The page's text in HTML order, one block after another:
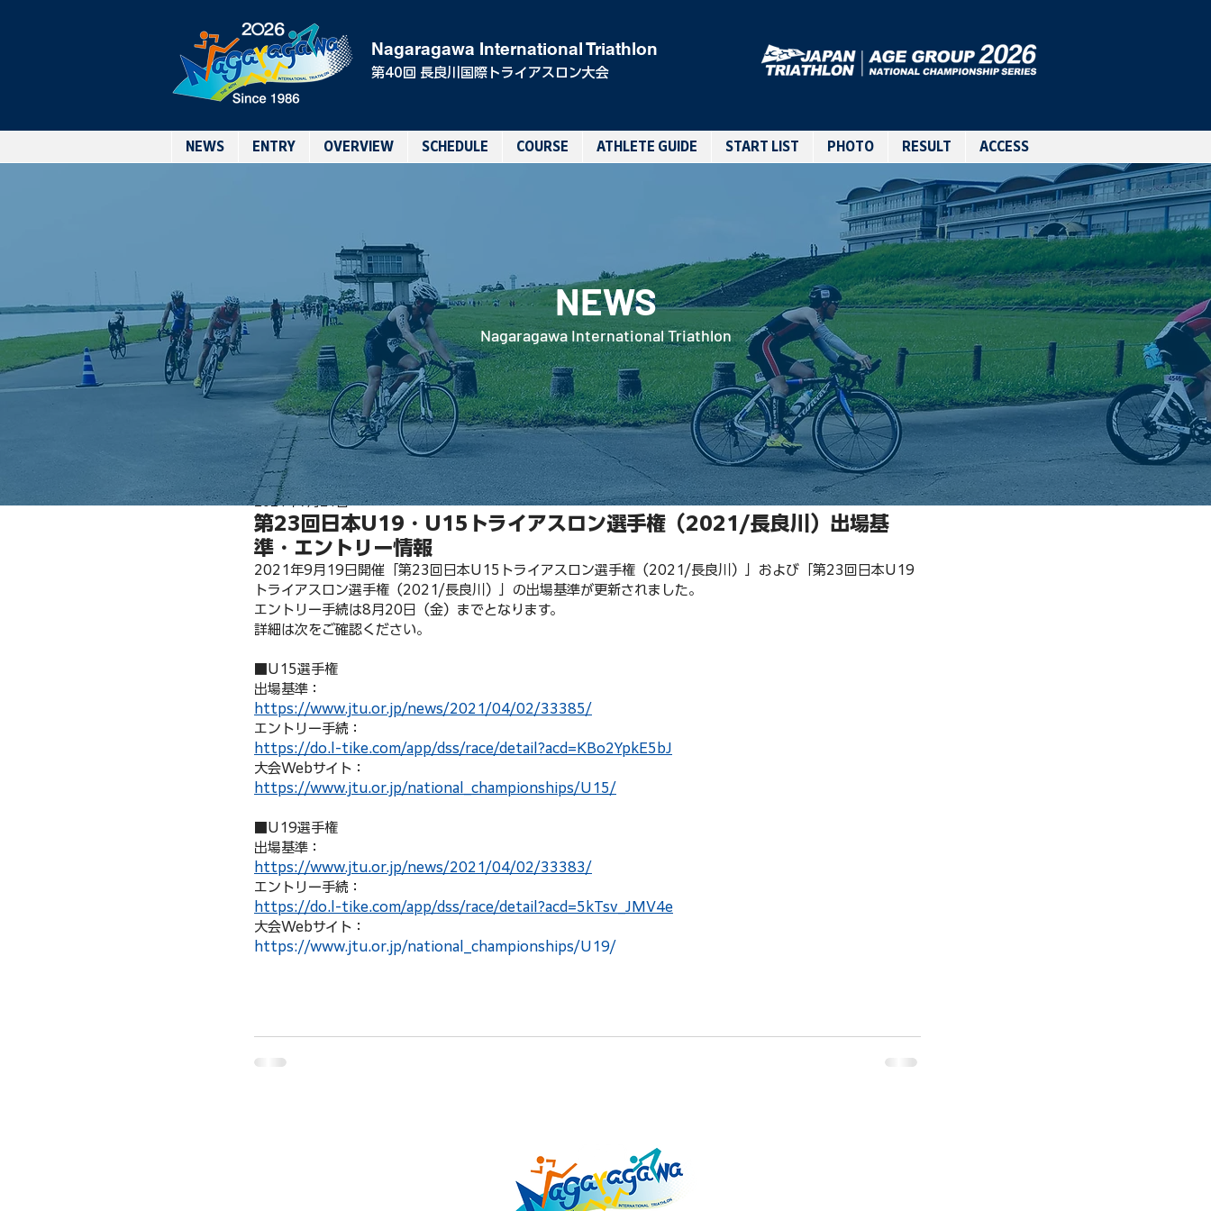
Nagaragawa International Triathlon
第40回 長良川国際トライアスロン大会
NEWS ENTRY OVERVIEW SCHEDULE COURSE ATHLETE GUIDE START LIST PHOTO RESULT ACCESS
第23回日本U19・U15トライアスロン選手権（2021/長良川）出場基
準・エントリー情報
2021年7月21日
2021年9月19日開催「第23回日本U15トライアスロン選手権（2021/長良川）」および「第23回日本U19
トライアスロン選手権（2021/長良川）」の出場基準が更新されました。
エントリー手続は8月20日（金）までとなります。
詳細は次をご確認ください。
■U15選手権
出場基準：
https://www.jtu.or.jp/news/2021/04/02/33385/
エントリー手続：
https://do.l-tike.com/app/dss/race/detail?acd=KBo2YpkE5bJ
大会Webサイト：
https://www.jtu.or.jp/national_championships/U15/
■U19選手権
出場基準：
https://www.jtu.or.jp/news/2021/04/02/33383/
エントリー手続：
https://do.l-tike.com/app/dss/race/detail?acd=5kTsv_JMV4e
大会Webサイト：
https://www.jtu.or.jp/national_championships/U19/
NEWS
Nagaragawa International Triathlon